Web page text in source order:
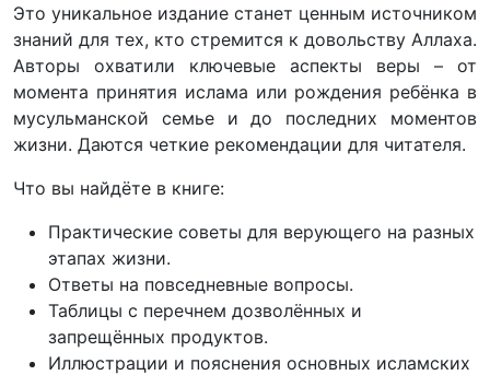
Это уникальное издание станет ценным источником
знаний для тех, кто стремится к довольству Аллаха.
Авторы охватили ключевые аспекты веры – от
момента принятия ислама или рождения ребёнка в
мусульманской семье и до последних моментов
жизни. Даются четкие рекомендации для читателя.
Что вы найдёте в книге:
Практические советы для верующего на разных
этапах жизни.
Ответы на повседневные вопросы.
Таблицы с перечнем дозволённых и
запрещённых продуктов.
Иллюстрации и пояснения основных исламских